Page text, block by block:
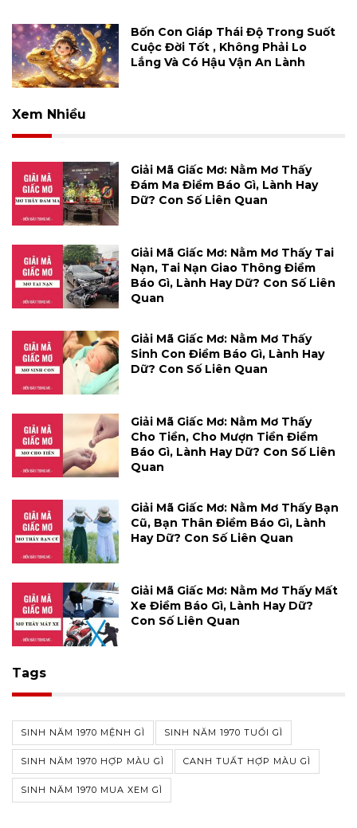
Bốn Con Giáp Thái Độ Trong Suốt
Cuộc Đời Tốt , Không Phải Lo
Lắng Và Có Hậu Vận An Lành
Xem Nhiều
Giải Mã Giấc Mơ: Nằm Mơ Thấy
Đám Ma Điềm Báo Gì, Lành Hay
Dữ? Con Số Liên Quan
Giải Mã Giấc Mơ: Nằm Mơ Thấy Tai
Nạn, Tai Nạn Giao Thông Điềm
Báo Gì, Lành Hay Dữ? Con Số Liên
Quan
Giải Mã Giấc Mơ: Nằm Mơ Thấy
Sinh Con Điềm Báo Gì, Lành Hay
Dữ? Con Số Liên Quan
Giải Mã Giấc Mơ: Nằm Mơ Thấy
Cho Tiền, Cho Mượn Tiền Điềm
Báo Gì, Lành Hay Dữ? Con Số Liên
Quan
Giải Mã Giấc Mơ: Nằm Mơ Thấy Bạn
Cũ, Bạn Thân Điềm Báo Gì, Lành
Hay Dữ? Con Số Liên Quan
Giải Mã Giấc Mơ: Nằm Mơ Thấy Mất
Xe Điềm Báo Gì, Lành Hay Dữ?
Con Số Liên Quan
Tags
SINH NĂM 1970 MỆNH GÌ SINH NĂM 1970 TUỔI GÌ
SINH NĂM 1970 HỢP MÀU GÌ CANH TUẤT HỢP MÀU GÌ
SINH NĂM 1970 MUA XEM GÌ